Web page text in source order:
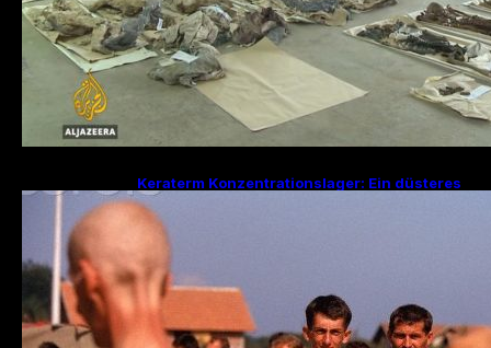
Keraterm Konzentrationslager: Ein düsteres
Kapitel des Bosnienkrieges und serbische
Kriegsverbrechen